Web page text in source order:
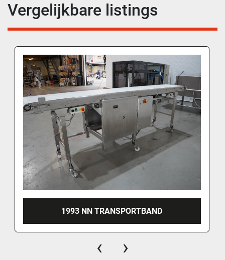
Vergelijkbare listings
1993 NN TRANSPORTBAND
‹ ›